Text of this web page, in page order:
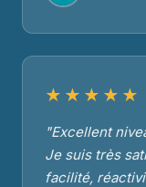
★★★★★
"Excellent
Je suis très
facilité,